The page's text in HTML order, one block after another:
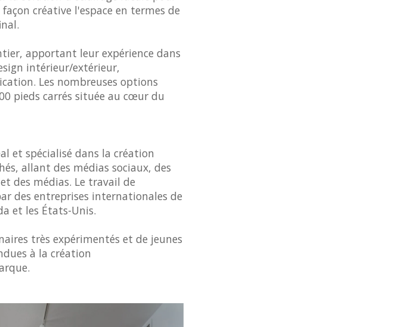
créative l'espace en termes de
apportant leur expérience dans
intérieur/extérieur,
Les nombreuses options
pieds carrés située au cœur du
et spécialisé dans la création
allant des médias sociaux, des
des médias. Le travail de
des entreprises internationales de
et les États-Unis.
très expérimentés et de jeunes
à la création